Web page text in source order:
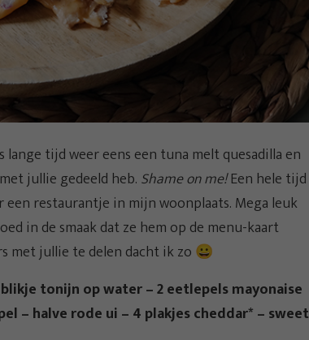
tijd weer eens een tuna melt quesadilla en
jullie gedeeld heb. Shame on me!Een hele tijd
een restaurantje in mijn woonplaats. Mega leuk
in de smaak dat ze hem op de menu-kaart
met jullie te delen dacht ik zo 😀
tonijn op water – 2 eetlepels mayonaise
– halve rode ui – 4 plakjes cheddar* – sweet